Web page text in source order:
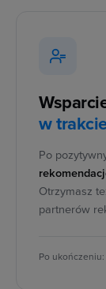
w
Po
Otrzymasz
partnerów
Po ukończeniu: